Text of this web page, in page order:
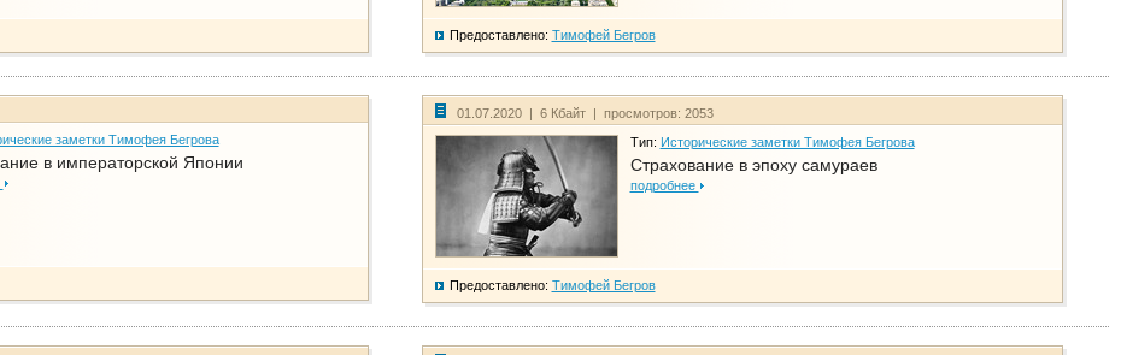
Предоставлено: Тимофей Бегров
заметки Тимофея Бегрова
в императорской Японии
01.07.2020 | 6 Кбайт | просмотров: 2053
Тип: Исторические заметки Тимофея Бегрова
Страхование в эпоху самураев
подробнее
Предоставлено: Тимофей Бегров